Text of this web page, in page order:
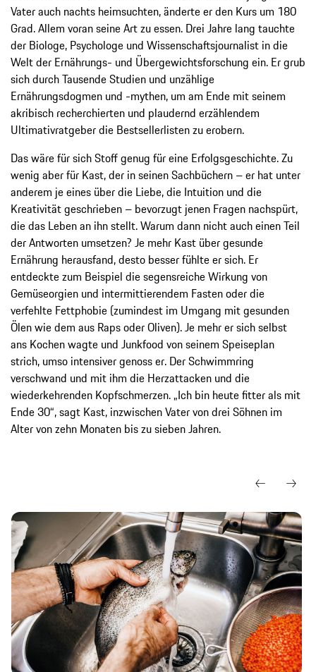
Vater auch nachts heimsuchten, änderte er den Kurs um 180
Grad. Allem voran seine Art zu essen. Drei Jahre lang tauchte
der Biologe, Psychologe und Wissenschaftsjournalist in die
Welt der Ernährungs- und Übergewichtsforschung ein. Er grub
sich durch Tausende Studien und unzählige
Ernährungsdogmen und -mythen, um am Ende mit seinem
akribisch recherchierten und plaudernd erzählendem
Ultimativratgeber die Bestsellerlisten zu erobern.
Das wäre für sich Stoff genug für eine Erfolgsgeschichte. Zu
wenig aber für Kast, der in seinen Sachbüchern – er hat unter
anderem je eines über die Liebe, die Intuition und die
Kreativität geschrieben – bevorzugt jenen Fragen nachspürt,
die das Leben an ihn stellt. Warum dann nicht auch einen Teil
der Antworten umsetzen? Je mehr Kast über gesunde
Ernährung herausfand, desto besser fühlte er sich. Er
entdeckte zum Beispiel die segensreiche Wirkung von
Gemüseorgien und intermittierendem Fasten oder die
verfehlte Fettphobie (zumindest im Umgang mit gesunden
Ölen wie dem aus Raps oder Oliven). Je mehr er sich selbst
ans Kochen wagte und Junkfood von seinem Speiseplan
strich, umso intensiver genoss er. Der Schwimmring
verschwand und mit ihm die Herzattacken und die
wiederkehrenden Kopfschmerzen. „Ich bin heute fitter als mit
Ende 30“, sagt Kast, inzwischen Vater von drei Söhnen im
Alter von zehn Monaten bis zu sieben Jahren.